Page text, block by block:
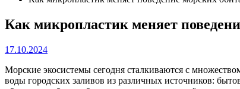
Как микропластик меняет
17.10.2024
Морские экосистемы сегодня сталкиваются с
воды городских заливов из различных источников: